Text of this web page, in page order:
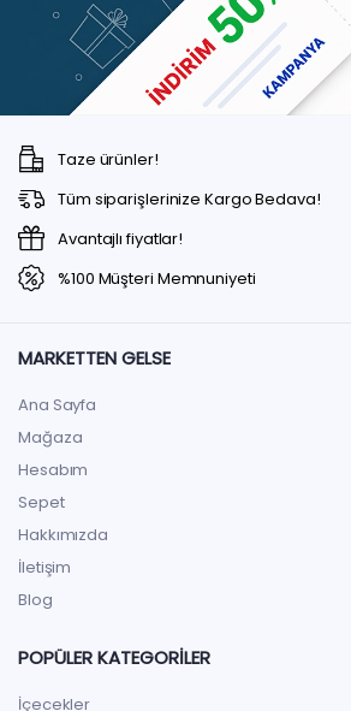
Taze ürünler!
Tüm siparişlerinize Kargo Bedava!
Avantajlı fiyatlar!
%100 Müşteri Memnuniyeti
MARKETTEN GELSE
Ana Sayfa
Mağaza
Hesabım
Sepet
Hakkımızda
İletişim
Blog
POPÜLER KATEGORILER
İçecekler